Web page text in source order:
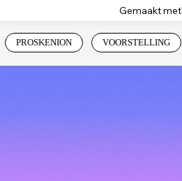
Gemaakt met
PROSKENION VOORSTELLING